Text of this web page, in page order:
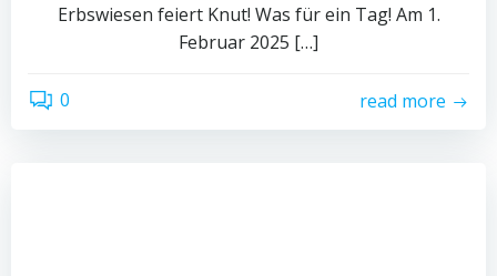
Erbswiesen feiert Knut! Was für ein Tag! Am 1.
Februar 2025 […]
0 read more